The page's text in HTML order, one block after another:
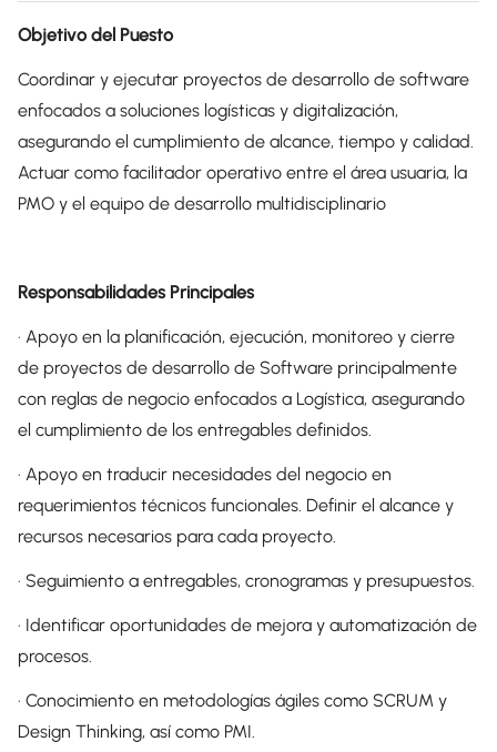
Objetivo del Puesto
Coordinar y ejecutar proyectos de desarrollo de software
enfocados a soluciones logísticas y digitalización,
asegurando el cumplimiento de alcance, tiempo y calidad.
Actuar como facilitador operativo entre el área usuaria, la
PMO y el equipo de desarrollo multidisciplinario
Responsabilidades Principales
· Apoyo en la planificación, ejecución, monitoreo y cierre
de proyectos de desarrollo de Software principalmente
con reglas de negocio enfocados a Logística, asegurando
el cumplimiento de los entregables definidos.
· Apoyo en traducir necesidades del negocio en
requerimientos técnicos funcionales. Definir el alcance y
recursos necesarios para cada proyecto.
· Seguimiento a entregables, cronogramas y presupuestos.
· Identificar oportunidades de mejora y automatización de
procesos.
· Conocimiento en metodologías ágiles como SCRUM y
Design Thinking, así como PMI.